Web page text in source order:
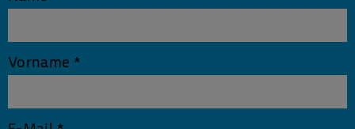
Vorname *